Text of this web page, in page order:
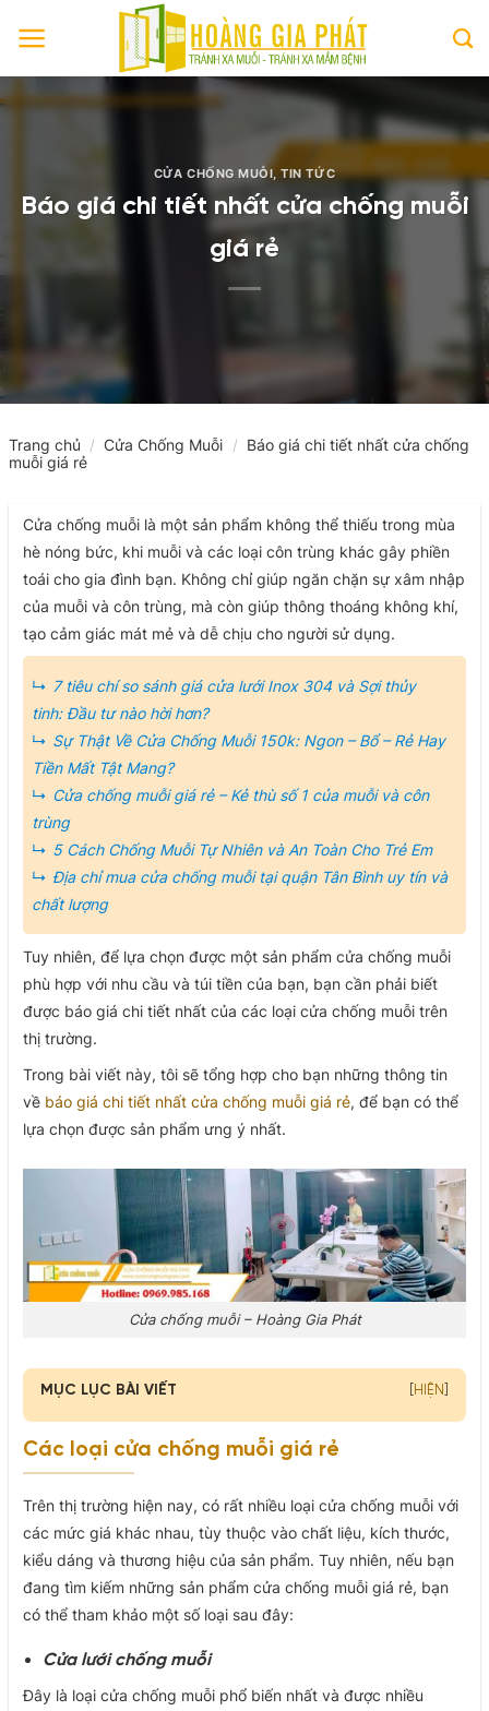
CỬA CHỐNG MUỖI,TIN TỨC
Báo giá chi tiết nhất cửa chống muỗi
giá rẻ
Trang chủ / Cửa Chống Muỗi / Báo giá chi tiết nhất cửa chống
muỗi giá rẻ
Cửa chống muỗi là một sản phẩm không thể thiếu trong mùa
hè nóng bức, khi muỗi và các loại côn trùng khác gây phiền
toái cho gia đình bạn. Không chỉ giúp ngăn chặn sự xâm nhập
của muỗi và côn trùng, mà còn giúp thông thoáng không khí,
tạo cảm giác mát mẻ và dễ chịu cho người sử dụng.
7 tiêu chí so sánh giá cửa lưới Inox 304 và Sợi thủy
tinh: Đầu tư nào hời hơn?
Sự Thật Về Cửa Chống Muỗi 150k: Ngon – Bổ – Rẻ Hay
Tiền Mất Tật Mang?
Cửa chống muỗi giá rẻ – Kẻ thù số 1 của muỗi và côn
trùng
5 Cách Chống Muỗi Tự Nhiên và An Toàn Cho Trẻ Em
Địa chỉ mua cửa chống muỗi tại quận Tân Bình uy tín và
chất lượng
Tuy nhiên, để lựa chọn được một sản phẩm cửa chống muỗi
phù hợp với nhu cầu và túi tiền của bạn, bạn cần phải biết
được báo giá chi tiết nhất của các loại cửa chống muỗi trên
thị trường.
Trong bài viết này, tôi sẽ tổng hợp cho bạn những thông tin
về báo giá chi tiết nhất cửa chống muỗi giá rẻ, để bạn có thể
lựa chọn được sản phẩm ưng ý nhất.
Cửa chống muỗi – Hoàng Gia Phát
MỤC LỤC BÀI VIẾT HIỆN
Các loại cửa chống muỗi giá rẻ
Trên thị trường hiện nay, có rất nhiều loại cửa chống muỗi với
các mức giá khác nhau, tùy thuộc vào chất liệu, kích thước,
kiểu dáng và thương hiệu của sản phẩm. Tuy nhiên, nếu bạn
đang tìm kiếm những sản phẩm cửa chống muỗi giá rẻ, bạn
có thể tham khảo một số loại sau đây:
Cửa lưới chống muỗi
Đây là loại cửa chống muỗi phổ biến nhất và được nhiều